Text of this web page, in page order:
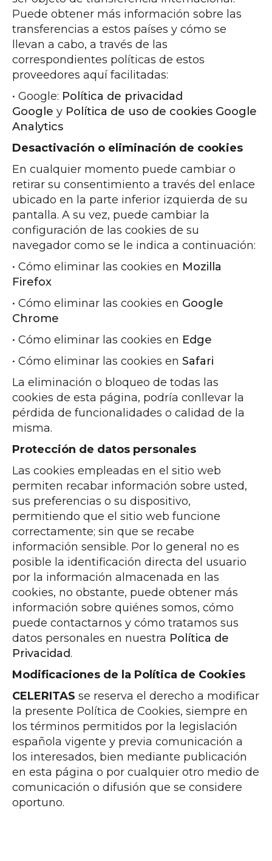
Puede obtener más información sobre las
transferencias a estos países y cómo se
llevan a cabo, a través de las
correspondientes políticas de estos
proveedores aquí facilitadas:
• Google: Política de privacidad
Google y Política de uso de cookies Google
Analytics
Desactivación o eliminación de cookies
En cualquier momento puede cambiar o
retirar su consentimiento a través del enlace
ubicado en la parte inferior izquierda de su
pantalla. A su vez, puede cambiar la
configuración de las cookies de su
navegador como se le indica a continuación:
• Cómo eliminar las cookies en Mozilla
Firefox
• Cómo eliminar las cookies en Google
Chrome
• Cómo eliminar las cookies en Edge
• Cómo eliminar las cookies en Safari
La eliminación o bloqueo de todas las
cookies de esta página, podría conllevar la
pérdida de funcionalidades o calidad de la
misma.
Protección de datos personales
Las cookies empleadas en el sitio web
permiten recabar información sobre usted,
sus preferencias o su dispositivo,
permitiendo que el sitio web funcione
correctamente; sin que se recabe
información sensible. Por lo general no es
posible la identificación directa del usuario
por la información almacenada en las
cookies, no obstante, puede obtener más
información sobre quiénes somos, cómo
puede contactarnos y cómo tratamos sus
datos personales en nuestra Política de
Privacidad.
Modificaciones de la Política de Cookies
CELERITAS se reserva el derecho a modificar
la presente Política de Cookies, siempre en
los términos permitidos por la legislación
española vigente y previa comunicación a
los interesados, bien mediante publicación
en esta página o por cualquier otro medio de
comunicación o difusión que se considere
oportuno.